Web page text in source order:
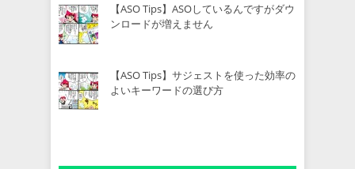
【ASO Tips】ASOしているんですがダウ
ンロードが増えません
【ASO Tips】サジェストを使った効率の
よいキーワードの選び方